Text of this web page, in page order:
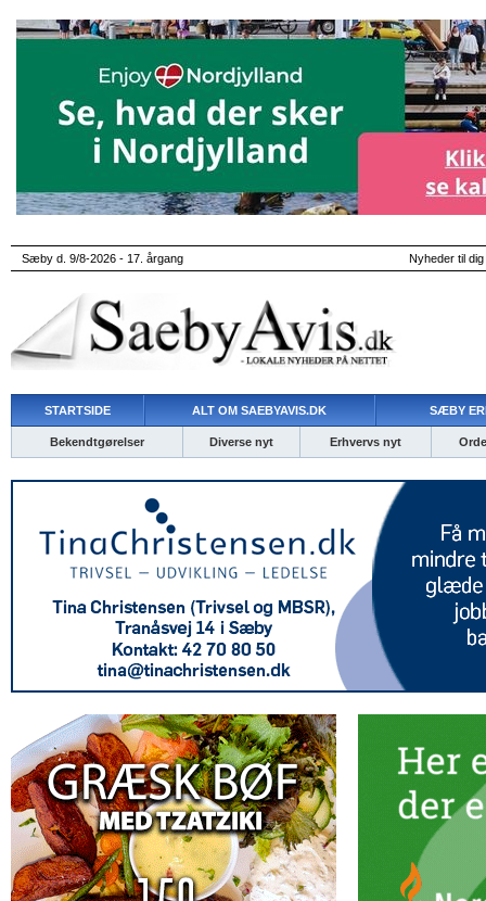
Sæby d. 9/8-2026 - 17. årgang Nyheder til
STARTSIDE ALT OM SAEBYAVIS.DK SÆBY
Bekendtgørelser Diverse nyt Erhvervs nyt